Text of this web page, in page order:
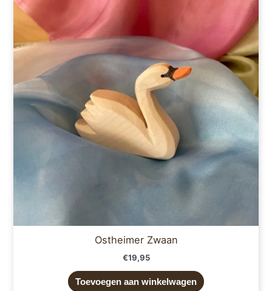
Ostheimer Zwaan
€19,95
Toevoegen aan winkelwagen